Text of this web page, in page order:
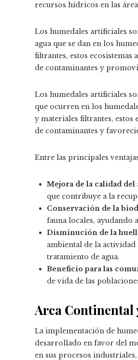
recursos hídricos en las
Los humedales artificiales
agua que se dan en los
filtrantes, estos
de contaminantes y
Los humedales artificiales
que ocurren en los
y materiales filtrantes, estos
de contaminantes y
Entre las principales
Mejora de la calidad del
que contribuye a la
Conservación de la
fauna locales, ayudando
Disminución de la
ambiental de la
tratamiento de agua.
Beneficio para las
de vida de las
Arca Continental
La implementación de
desarrollado en favor del
en sus procesos